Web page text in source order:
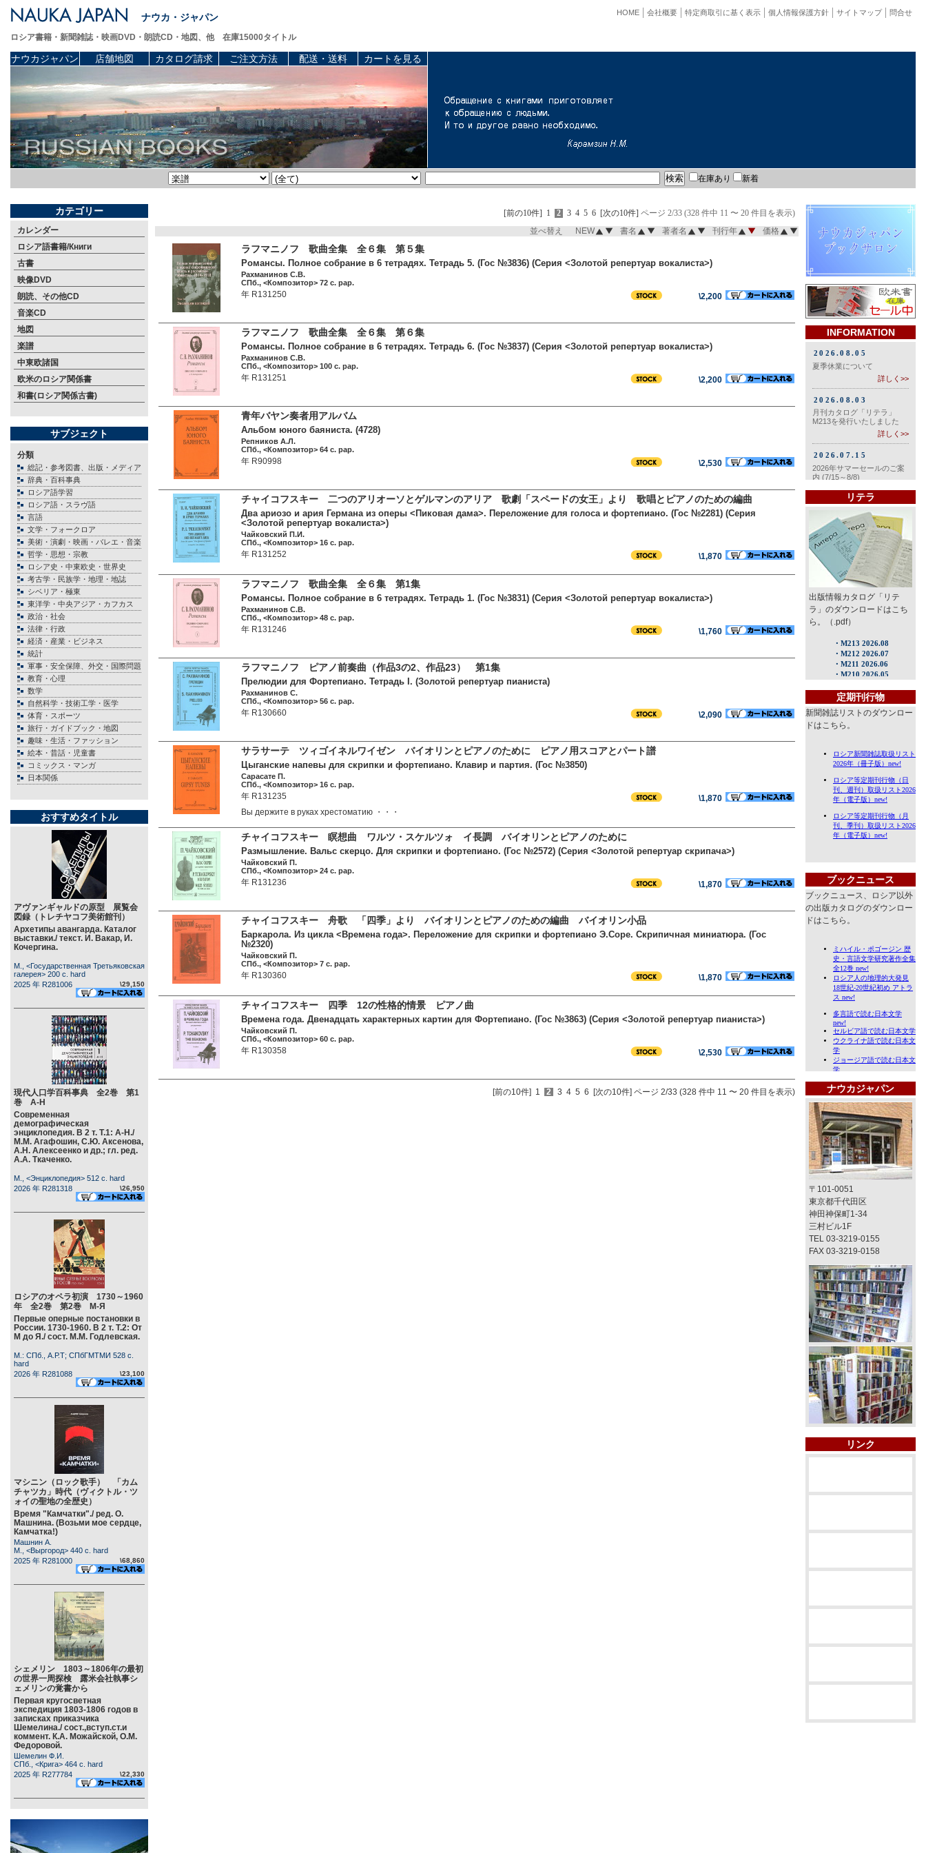
ナウカ・ジャパン 問合せ
サイトマップ
個人情報保護方針
特定商取引に基く表示
会社概要
HOME
ロシア書籍・新聞雑誌・映画DVD・朗読CD・地図、他 在庫15000タイトル
ナウカジャパン 店舗地図 カタログ請求 ご注文方法 配送・送料 カートを見る
在庫あり 新着
カテゴリー
カレンダー
ロシア語書籍/Книги
古書
映像DVD
朗読、その他CD
音楽CD
地図
楽譜
中東欧諸国
欧米のロシア関係書
和書(ロシア関係古書)
サブジェクト
分類
総記・参考図書、出版・メディア
辞典・百科事典
ロシア語学習
ロシア語・スラヴ語
言語
文学・フォークロア
美術・演劇・映画・バレエ・音楽
哲学・思想・宗教
ロシア史・中東欧史・世界史
考古学・民族学・地理・地誌
シベリア・極東
東洋学・中央アジア・カフカス
政治・社会
法律・行政
経済・産業・ビジネス
統計
軍事・安全保障、外交・国際問題
教育・心理
数学
自然科学・技術工学・医学
体育・スポーツ
旅行・ガイドブック・地図
趣味・生活・ファッション
絵本・昔話・児童書
コミックス・マンガ
日本関係
おすすめタイトル
アヴァンギャルドの原型 展覧会
図録（トレチヤコフ美術館刊）
Архетипы авангарда. Каталог
выставки./ текст. И. Вакар, И.
Кочергина.
М., <Государственная Третьяковская
галерея> 200 c. hard
2025 年 R281006
\29,150
現代人口学百科事典 全2巻 第1
巻 А-Н
Современная
демографическая
энциклопедия. В 2 т. Т.1: А-Н./
М.М. Агафошин, С.Ю. Аксенова,
А.Н. Алексеенко и др.; гл. ред.
А.А. Ткаченко.
М., <Энциклопедия> 512 c. hard
2026 年 R281318
\26,950
ロシアのオペラ初演 1730～1960
年 全2巻 第2巻 М-Я
Первые оперные постановки в
России. 1730-1960. В 2 т. Т.2: От
М до Я./ сост. М.М. Годлевская.
М.: СПб., А.Р.Т; СПбГМТМИ 528 c.
hard
2026 年 R281088
\23,100
マシニン（ロック歌手） 「カム
チャツカ」時代（ヴィクトル・ツ
ォイの聖地の全歴史）
Время "Камчатки"./ ред. О.
Машнина. (Возьми мое сердце,
Камчатка!)
Машнин А.
М., <Выргород> 440 c. hard
2025 年 R281000
\68,860
シェメリン 1803～1806年の最初
の世界一周探検 露米会社執事シ
ェメリンの覚書から
Первая кругосветная
экспедиция 1803-1806 годов в
записках приказчика
Шемелина./ сост.,вступ.ст.и
коммент. К.А. Можайской, О.М.
Федоровой.
Шемелин Ф.И.
СПб., <Крига> 464 c. hard
2025 年 R277784
\22,330
[前の10件] 1 2 3 4 5 6 [次の10件] ページ 2/33 (328 件中 11 〜 20 件目を表示)
並べ替え NEW 書名 著者名 刊行年 価格
ラフマニノフ 歌曲全集 全６集 第５集
Романсы. Полное собрание в 6 тетрадях. Тетрадь 5. (Гос №3836) (Серия <Золотой репертуар вокалиста>)
Рахманинов С.В.
СПб., <Композитор> 72 c. pap.
年 R131250 \2,200
ラフマニノフ 歌曲全集 全６集 第６集
Романсы. Полное собрание в 6 тетрадях. Тетрадь 6. (Гос №3837) (Серия <Золотой репертуар вокалиста>)
Рахманинов С.В.
СПб., <Композитор> 100 c. pap.
年 R131251 \2,200
青年バヤン奏者用アルバム
Альбом юного баяниста. (4728)
Репников А.Л.
СПб., <Композитор> 64 c. pap.
年 R90998 \2,530
チャイコフスキー 二つのアリオーソとゲルマンのアリア 歌劇「スペードの女王」より 歌唱とピアノのための編曲
Два ариозо и ария Германа из оперы <Пиковая дама>. Переложение для голоса и фортепиано. (Гос №2281) (Серия
<Золотой репертуар вокалиста>)
Чайковский П.И.
СПб., <Композитор> 16 c. pap.
年 R131252 \1,870
ラフマニノフ 歌曲全集 全６集 第1集
Романсы. Полное собрание в 6 тетрадях. Тетрадь 1. (Гос №3831) (Серия <Золотой репертуар вокалиста>)
Рахманинов С.В.
СПб., <Композитор> 48 c. pap.
年 R131246 \1,760
ラフマニノフ ピアノ前奏曲（作品3の2、作品23） 第1集
Прелюдии для Фортепиано. Тетрадь I. (Золотой репертуар пианиста)
Рахманинов С.
СПб., <Композитор> 56 c. pap.
年 R130660 \2,090
サラサーテ ツィゴイネルワイゼン バイオリンとピアノのために ピアノ用スコアとパート譜
Цыганские напевы для скрипки и фортепиано. Клавир и партия. (Гос №3850)
Сарасате П.
СПб., <Композитор> 16 c. pap.
年 R131235
\1,870
Вы держите в руках хрестоматию ・・・
チャイコフスキー 瞑想曲 ワルツ・スケルツォ イ長調 バイオリンとピアノのために
Размышление. Вальс скерцо. Для скрипки и фортепиано. (Гос №2572) (Серия <Золотой репертуар скрипача>)
Чайковский П.
СПб., <Композитор> 24 c. pap.
年 R131236 \1,870
チャイコフスキー 舟歌 「四季」より バイオリンとピアノのための編曲 バイオリン小品
Баркарола. Из цикла <Времена года>. Переложение для скрипки и фортепиано Э.Соре. Скрипичная миниатюра. (Гос
№2320)
Чайковский П.
СПб., <Композитор> 7 c. pap.
年 R130360 \1,870
チャイコフスキー 四季 12の性格的情景 ピアノ曲
Времена года. Двенадцать характерных картин для Фортепиано. (Гос №3863) (Серия <Золотой репертуар пианиста>)
Чайковский П.
СПб., <Композитор> 60 c. pap.
年 R130358 \2,530
[前の10件] 1 2 3 4 5 6 [次の10件] ページ 2/33 (328 件中 11 〜 20 件目を表示)
INFORMATION
リテラ
出版情報カタログ「リテ
ラ」のダウンロードはこち
ら。（.pdf）
定期刊行物
新聞雑誌リストのダウンロー
ドはこちら。
ブックニュース
ブックニュース、ロシア以外
の出版カタログのダウンロー
ドはこちら。
ナウカジャパン
〒101-0051
東京都千代田区
神田神保町1-34
三村ビル1F
TEL 03-3219-0155
FAX 03-3219-0158
リンク